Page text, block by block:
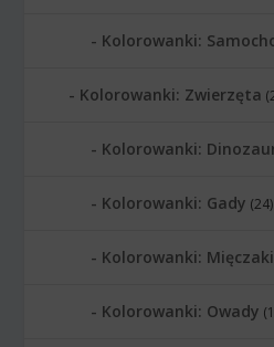
Kolorowanki:
Kolorowanki: Zwierzęta
Kolorowanki:
Kolorowanki: Gady (24)
Kolorowanki: Mięczaki
Kolorowanki: Owady